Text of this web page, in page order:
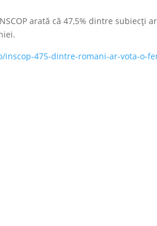
arată că 47,5% dintre subiecți
inscop-475-dintre-romani-ar-vota-o-